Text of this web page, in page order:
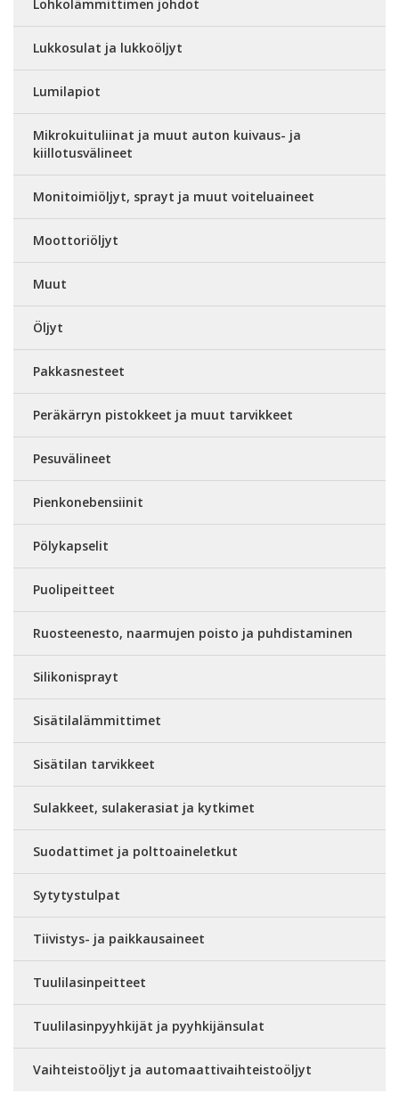
Lohkolämmittimen johdot
Lukkosulat ja lukkoöljyt
Lumilapiot
Mikrokuituliinat ja muut auton kuivaus- ja
kiillotusvälineet
Monitoimiöljyt, sprayt ja muut voiteluaineet
Moottoriöljyt
Muut
Öljyt
Pakkasnesteet
Peräkärryn pistokkeet ja muut tarvikkeet
Pesuvälineet
Pienkonebensiinit
Pölykapselit
Puolipeitteet
Ruosteenesto, naarmujen poisto ja puhdistaminen
Silikonisprayt
Sisätilalämmittimet
Sisätilan tarvikkeet
Sulakkeet, sulakerasiat ja kytkimet
Suodattimet ja polttoaineletkut
Sytytystulpat
Tiivistys- ja paikkausaineet
Tuulilasinpeitteet
Tuulilasinpyyhkijät ja pyyhkijänsulat
Vaihteistoöljyt ja automaattivaihteistoöljyt